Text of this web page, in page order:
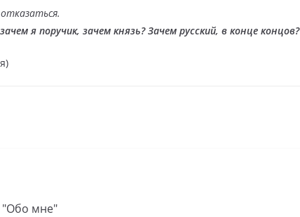
я поручик, зачем князь? Зачем русский, в конце концов?
"Обо мне"